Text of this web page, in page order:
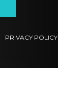
PRIVACY POLICY